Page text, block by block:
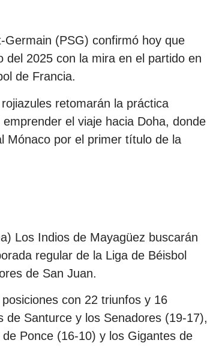
(PSG) confirmó hoy que
del 2025 con la mira en el partido en
de Francia.
retomarán la práctica
el viaje hacia Doha, donde
Mónaco por el primer título de la
Los Indios de Mayagüez buscarán
regular de la Liga de Béisbol
de San Juan.
con 22 triunfos y 16
de Santurce y los Senadores (19-17),
Ponce (16-10) y los Gigantes de